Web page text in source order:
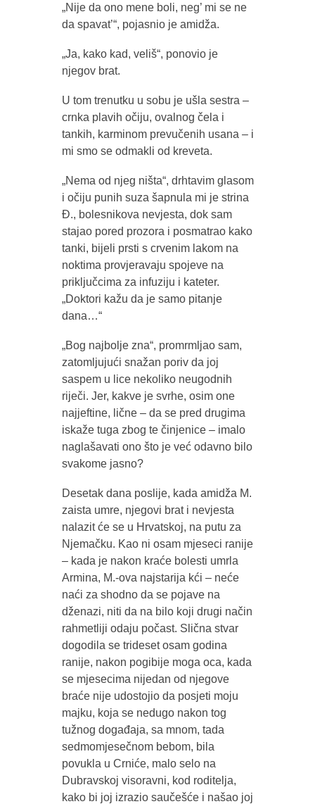
„Nije da ono mene boli, neg’ mi se ne
da spavat’“, pojasnio je amidža.
„Ja, kako kad, veliš“, ponovio je
njegov brat.
U tom trenutku u sobu je ušla sestra –
crnka plavih očiju, ovalnog čela i
tankih, karminom prevučenih usana – i
mi smo se odmakli od kreveta.
„Nema od njeg ništa“, drhtavim glasom
i očiju punih suza šapnula mi je strina
Đ., bolesnikova nevjesta, dok sam
stajao pored prozora i posmatrao kako
tanki, bijeli prsti s crvenim lakom na
noktima provjeravaju spojeve na
priključcima za infuziju i kateter.
„Doktori kažu da je samo pitanje
dana…“
„Bog najbolje zna“, promrmljao sam,
zatomljujući snažan poriv da joj
saspem u lice nekoliko neugodnih
riječi. Jer, kakve je svrhe, osim one
najjeftine, lične – da se pred drugima
iskaže tuga zbog te činjenice – imalo
naglašavati ono što je već odavno bilo
svakome jasno?
Desetak dana poslije, kada amidža M.
zaista umre, njegovi brat i nevjesta
nalazit će se u Hrvatskoj, na putu za
Njemačku. Kao ni osam mjeseci ranije
– kada je nakon kraće bolesti umrla
Armina, M.-ova najstarija kći – neće
naći za shodno da se pojave na
dženazi, niti da na bilo koji drugi način
rahmetliji odaju počast. Slična stvar
dogodila se trideset osam godina
ranije, nakon pogibije moga oca, kada
se mjesecima nijedan od njegove
braće nije udostojio da posjeti moju
majku, koja se nedugo nakon tog
tužnog događaja, sa mnom, tada
sedmomjesečnom bebom, bila
povukla u Crniće, malo selo na
Dubravskoj visoravni, kod roditelja,
kako bi joj izrazio saučešće i našao joj